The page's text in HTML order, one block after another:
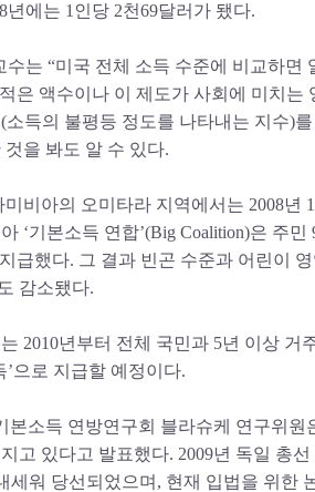
년에는 1인당 2천69달러가 됐다.
수는 “미국 전체 소득 수준에 비교하면
은 액수이나 이 제도가 사회에 미치는
소득의 불평등 정도를 나타내는 지수)
을 봐도 알 수 있다.
비아의 오미타라 지역에서는 2008년
‘기본소득 연합’(Big Coalition)은 주
급했다. 그 결과 빈곤 수준과 어린이
감소됐다.
2010년부터 전체 국민과 5년 이상 거
’으로 지급할 예정이다.
본소득 연방연구회 블라슈케 연구위원
고 있다고 발표했다. 2009년 독일 총
세워 당선되었으며, 현재 입법을 위한